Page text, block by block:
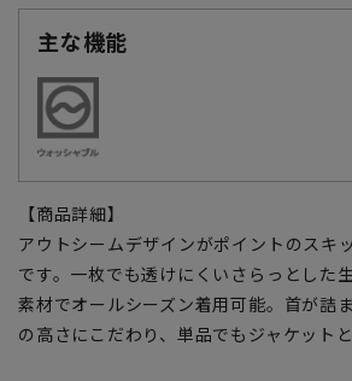
主な機能
【商品詳細】
アウトシームデザインがポイントのスキ
です。一枚でも透けにくいさらっとした
素材でオールシーズン着用可能。首が詰
の高さにこだわり、単品でもジャケット